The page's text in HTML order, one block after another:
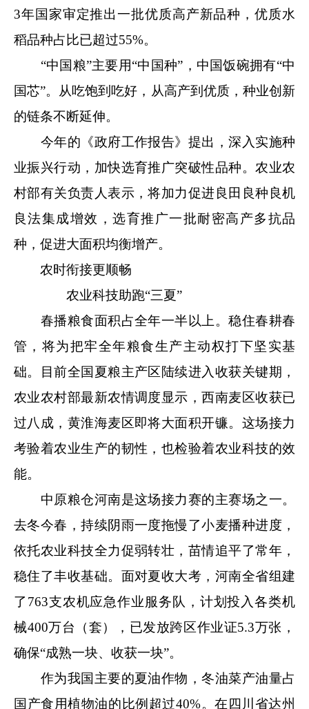
3年国家审定推出一批优质高产新品种，优质水
稻品种占比已超过55%。
“中国粮”主要用“中国种”，中国饭碗拥有“中
国芯”。从吃饱到吃好，从高产到优质，种业创新
的链条不断延伸。
今年的《政府工作报告》提出，深入实施种
业振兴行动，加快选育推广突破性品种。农业农
村部有关负责人表示，将加力促进良田良种良机
良法集成增效，选育推广一批耐密高产多抗品
种，促进大面积均衡增产。
农时衔接更顺畅
农业科技助跑“三夏”
春播粮食面积占全年一半以上。稳住春耕春
管，将为把牢全年粮食生产主动权打下坚实基
础。目前全国夏粮主产区陆续进入收获关键期，
农业农村部最新农情调度显示，西南麦区收获已
过八成，黄淮海麦区即将大面积开镰。这场接力
考验着农业生产的韧性，也检验着农业科技的效
能。
中原粮仓河南是这场接力赛的主赛场之一。
去冬今春，持续阴雨一度拖慢了小麦播种进度，
依托农业科技全力促弱转壮，苗情追平了常年，
稳住了丰收基础。面对夏收大考，河南全省组建
了763支农机应急作业服务队，计划投入各类机
械400万台（套），已发放跨区作业证5.3万张，
确保“成熟一块、收获一块”。
作为我国主要的夏油作物，冬油菜产油量占
国产食用植物油的比例超过40%。在四川省达州